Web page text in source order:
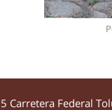
Carretera Federal